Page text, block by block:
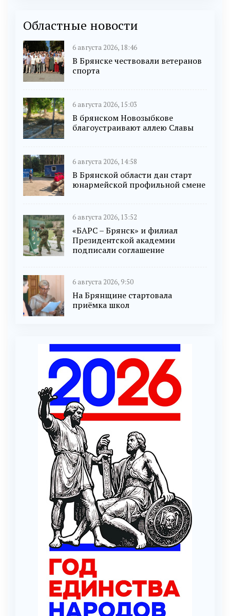
Областные новости
6 августа 2026, 18:46
В Брянске чествовали ветеранов
спорта
6 августа 2026, 15:03
В брянском Новозыбкове
благоустраивают аллею Славы
6 августа 2026, 14:58
В Брянской области дан старт
юнармейской профильной смене
6 августа 2026, 13:52
«БАРС – Брянск» и филиал
Президентской академии
подписали соглашение
6 августа 2026, 9:50
На Брянщине стартовала
приёмка школ